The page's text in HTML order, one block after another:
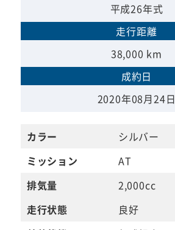
平成26年式
走行距離
38,000 km
成約日
2020年08月24日
カラー
シルバー
ミッション
AT
排気量
2,000cc
走行状態
良好